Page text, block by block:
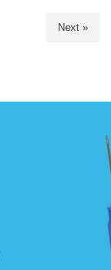
Next »